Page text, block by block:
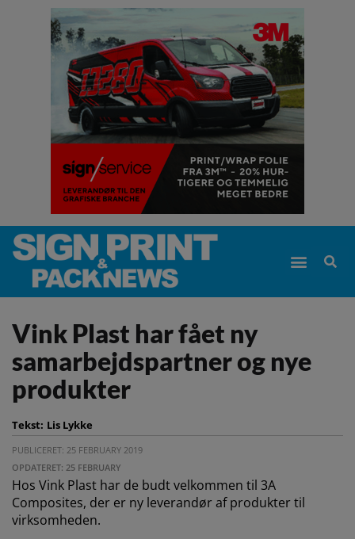
Vink Plast har fået ny
samarbejdspartner og nye
produkter
Tekst: Lis Lykke
PUBLICERET: 25 FEBRUARY 2019
OPDATERET: 25 FEBRUARY
Hos Vink Plast har de budt velkommen til 3A
Composites, der er ny leverandør af produkter til
virksomheden.